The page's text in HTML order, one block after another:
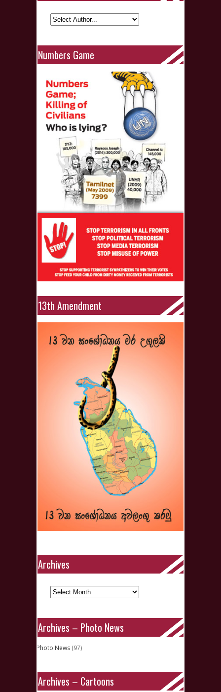
Numbers Game
13th Amendment
Archives
Archives
Archives – Photo News
Photo News (97)
Archives – Cartoons